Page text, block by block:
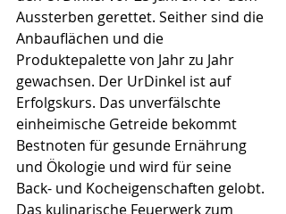
Aussterben gerettet. Seither sind die
Anbauflächen und die
Produktepalette von Jahr zu Jahr
gewachsen. Der UrDinkel ist auf
Erfolgskurs. Das unverfälschte
einheimische Getreide bekommt
Bestnoten für gesunde Ernährung
und Ökologie und wird für seine
Back- und Kocheigenschaften gelobt.
Das kulinarische Feuerwerk zum